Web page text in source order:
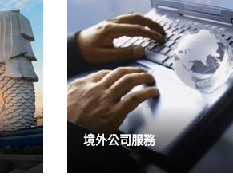
境外公司服務